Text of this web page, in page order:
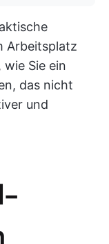
Arbeitsplatz
Sie ein
das nicht
und